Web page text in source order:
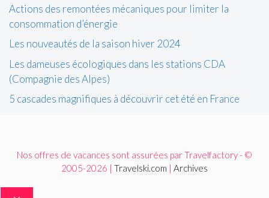
Actions des remontées mécaniques pour limiter la
consommation d’énergie
Les nouveautés de la saison hiver 2024
Les dameuses écologiques dans les stations CDA
(Compagnie des Alpes)
5 cascades magnifiques à découvrir cet été en France
Nos offres de vacances sont assurées par Travelfactory - ©
2005-2026 | Travelski.com | Archives